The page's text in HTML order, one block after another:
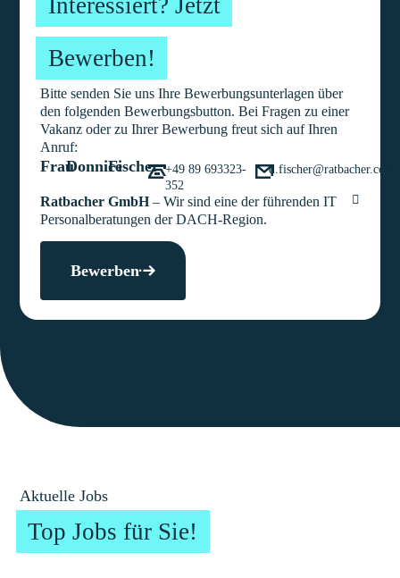
Bewerben!
Bitte senden Sie uns Ihre Bewerbungsunterlagen über
den folgenden Bewerbungsbutton. Bei Fragen zu einer
Vakanz oder zu Ihrer Bewerbung freut sich auf Ihren
Anruf:
FrauDonniceFischer +49 89 693323-
352
d.fischer@ratbacher.com
Ratbacher GmbH– Wir sind eine der führenden IT
Personalberatungen der DACH-Region.
Bewerben
Aktuelle Jobs
Top Jobs für Sie!